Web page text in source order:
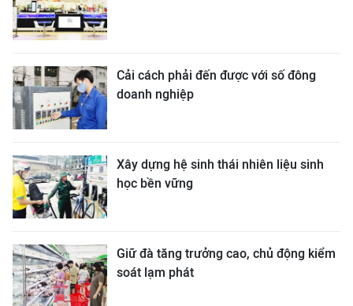
Cải cách phải đến được với số đông
doanh nghiệp
Xây dựng hệ sinh thái nhiên liệu sinh
học bền vững
Giữ đà tăng trưởng cao, chủ động kiểm
soát lạm phát